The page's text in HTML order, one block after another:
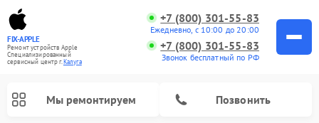
FIX-APPLE
Ремонт устройств Apple
Специализированный
cервисный центр г.Калуга
+7 (800) 301-55-83
Ежедневно, с 10:00 до 20:00
+7 (800) 301-55-83
Звонок бесплатный по РФ
Мы ремонтируем Позвонить